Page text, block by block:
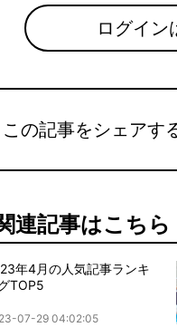
ログイン
この記事をシェアす
連記事はこちら
年4月の人気記事ランキ
TOP5
07-29 04:02:05